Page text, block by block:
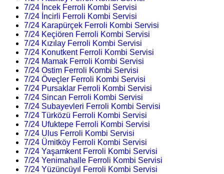
7/24 İncek Ferroli Kombi Servisi
7/24 İncirli Ferroli Kombi Servisi
7/24 Karapürçek Ferroli Kombi Servisi
7/24 Keçiören Ferroli Kombi Servisi
7/24 Kızılay Ferroli Kombi Servisi
7/24 Konutkent Ferroli Kombi Servisi
7/24 Mamak Ferroli Kombi Servisi
7/24 Ostim Ferroli Kombi Servisi
7/24 Öveçler Ferroli Kombi Servisi
7/24 Pursaklar Ferroli Kombi Servisi
7/24 Sincan Ferroli Kombi Servisi
7/24 Subayevleri Ferroli Kombi Servisi
7/24 Türközü Ferroli Kombi Servisi
7/24 Ufuktepe Ferroli Kombi Servisi
7/24 Ulus Ferroli Kombi Servisi
7/24 Ümitköy Ferroli Kombi Servisi
7/24 Yaşamkent Ferroli Kombi Servisi
7/24 Yenimahalle Ferroli Kombi Servisi
7/24 Yüzüncüyıl Ferroli Kombi Servisi